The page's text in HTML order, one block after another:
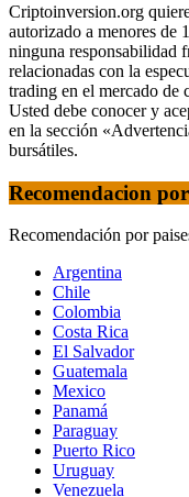
Criptoinversion.org
autorizado a menores de
ninguna responsabilidad
relacionadas con la
trading en el mercado de
Usted debe conocer y
en la sección
bursátiles.
Recomendacion
Recomendación por
Argentina
Chile
Colombia
Costa Rica
El Salvador
Guatemala
Mexico
Panamá
Paraguay
Puerto Rico
Uruguay
Venezuela